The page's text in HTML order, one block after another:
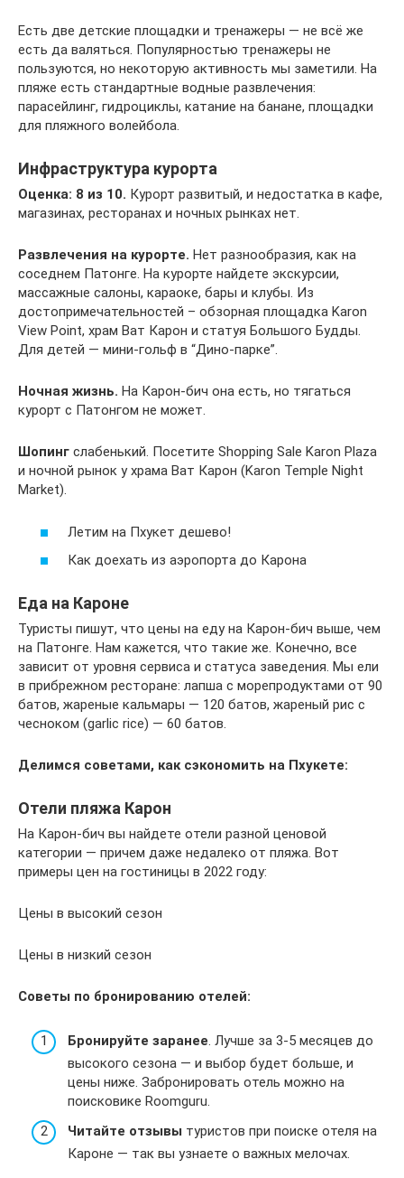
Есть две детские площадки и тренажеры — не всё же
есть да валяться. Популярностью тренажеры не
пользуются, но некоторую активность мы заметили. На
пляже есть стандартные водные развлечения:
парасейлинг, гидроциклы, катание на банане, площадки
для пляжного волейбола.
Инфраструктура курорта
Оценка: 8 из 10. Курорт развитый, и недостатка в кафе,
магазинах, ресторанах и ночных рынках нет.
Развлечения на курорте. Нет разнообразия, как на
соседнем Патонге. На курорте найдете экскурсии,
массажные салоны, караоке, бары и клубы. Из
достопримечательностей – обзорная площадка Karon
View Point, храм Ват Карон и статуя Большого Будды.
Для детей — мини-гольф в “Дино-парке”.
Ночная жизнь. На Карон-бич она есть, но тягаться
курорт с Патонгом не может.
Шопинг слабенький. Посетите Shopping Sale Karon Plaza
и ночной рынок у храма Ват Карон (Karon Temple Night
Market).
Летим на Пхукет дешево!
Как доехать из аэропорта до Карона
Еда на Кароне
Туристы пишут, что цены на еду на Карон-бич выше, чем
на Патонге. Нам кажется, что такие же. Конечно, все
зависит от уровня сервиса и статуса заведения. Мы ели
в прибрежном ресторане: лапша с морепродуктами от 90
батов, жареные кальмары — 120 батов, жареный рис с
чесноком (garlic rice) — 60 батов.
Делимся советами, как сэкономить на Пхукете:
Отели пляжа Карон
На Карон-бич вы найдете отели разной ценовой
категории — причем даже недалеко от пляжа. Вот
примеры цен на гостиницы в 2022 году:
Цены в высокий сезон
Цены в низкий сезон
Советы по бронированию отелей:
Бронируйте заранее . Лучше за 3-5 месяцев до
высокого сезона — и выбор будет больше, и
цены ниже. Забронировать отель можно на
поисковике Roomguru.
Читайте отзывы туристов при поиске отеля на
Кароне — так вы узнаете о важных мелочах.